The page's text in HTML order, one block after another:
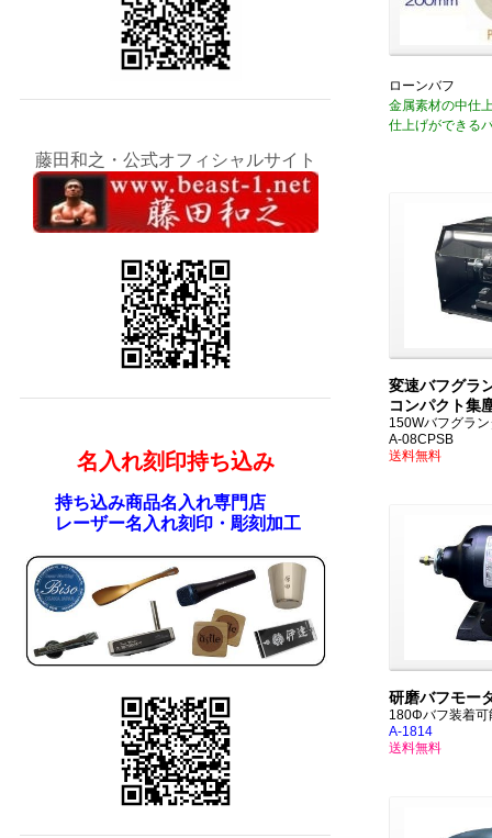
ローンバフ
金属素材の中仕
仕上げができる
変速バフグラ
コンパクト集
150Wバフグラ
A-08CPSB
送料無料
研磨バフモー
180Φバフ装着可
A-1814
送料無料
藤田和之・公式オフィシャルサイト
名入れ刻印持ち込み
持ち込み商品名入れ専門店
レーザー名入れ刻印・彫刻加工